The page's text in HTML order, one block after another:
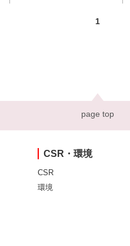
1
page top
CSR・環境
CSR
環境